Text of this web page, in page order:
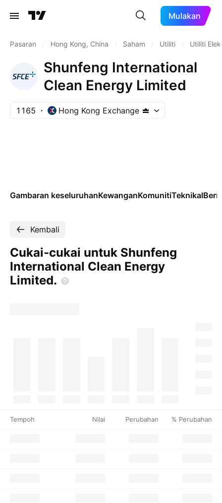
Mulakan
Pasaran Hong Kong, China Saham Utiliti Utiliti
Shunfeng International
Clean Energy Limited
1165 Hong Kong Exchange
Gambaran keseluruhanKewanganKomunitiTeknikal
Kembali
Cukai-cukai untuk Shunfeng
International Clean Energy
Limited.
Tempoh Nilai Perubahan % Perubahan